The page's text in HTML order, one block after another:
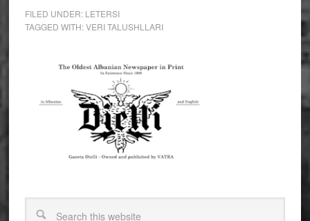
FILED UNDER: LETERSI
TAGGED WITH:VERI TALUSHLLARI